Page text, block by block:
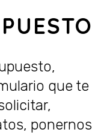
que te
ponernos